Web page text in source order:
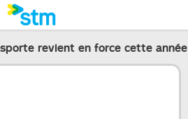
revient en force cette année